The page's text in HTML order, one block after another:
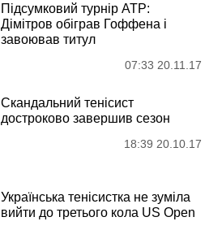
Підсумковий турнір ATP:
Дімітров обіграв Гоффена і
завоював титул
07:33 20.11.17
Скандальний тенісист
достроково завершив сезон
18:39 20.10.17
Українська тенісистка не зуміла
вийти до третього кола US Open